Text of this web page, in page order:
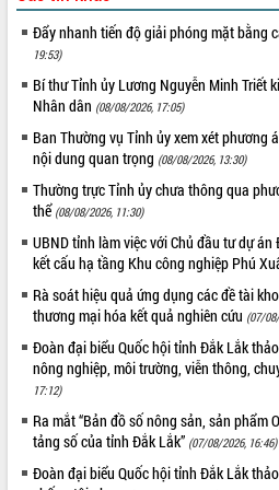
UBND tỉnh họp báo định kỳ tháng 4
năm 2026
phát triển nền kinh tế xanh tại tỉnh
Đắk Lắk”
Tăng cường giám sát, đôn đốc thực
hiện nhiệm vụ quản lý tài sản công
hàng tuần
Tháo gỡ những vướng mắc, đẩy mạnh
công tác cải cách thủ tục hành chính
tại Trung tâm Phục vụ hành chính
Đắk Lắk: Tôn vinh 46 giải pháp tại Hội
thi Sáng tạo Kỹ thuật 2024 - 2025
Đắk Lắk rà soát, điều chỉnh Đề án 190
về phát triển nuôi trồng thủy sản
Phó Chủ tịch UBND tỉnh Đắk Lắk
Trương Công Thái kiểm tra thực địa
Dự án cao tốc Khánh Hòa - Buôn Ma
Thuột
Đẩy nhanh tiến độ giải phóng mặt bằng
19:53)
Bí thư Tỉnh ủy Lương Nguyễn Minh Triết
Nhân dân (08/08/2026, 17:05)
Ban Thường vụ Tỉnh ủy xem xét phương
nội dung quan trọng (08/08/2026, 13:30)
Thường trực Tỉnh ủy chưa thông qua
thể (08/08/2026, 11:30)
UBND tỉnh làm việc với Chủ đầu tư dự
kết cấu hạ tầng Khu công nghiệp Phú
Rà soát hiệu quả ứng dụng các đề tài
thương mại hóa kết quả nghiên cứu (07/
Đoàn đại biểu Quốc hội tỉnh Đắk Lắk
nông nghiệp, môi trường, viễn thông,
17:12)
Ra mắt “Bản đồ số nông sản, sản phẩm
tảng số của tỉnh Đắk Lắk” (07/08/2026, 16:46)
Đoàn đại biểu Quốc hội tỉnh Đắk Lắk